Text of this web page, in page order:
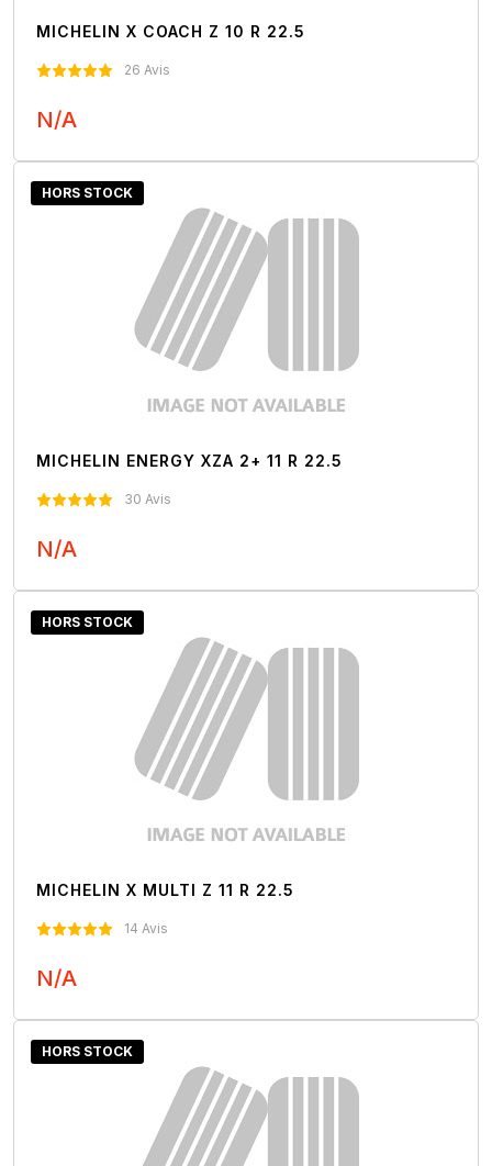
MICHELIN X COACH Z 10 R 22.5
26 Avis
N/A
HORS STOCK
MICHELIN ENERGY XZA 2+ 11 R 22.5
30 Avis
N/A
HORS STOCK
MICHELIN X MULTI Z 11 R 22.5
14 Avis
N/A
HORS STOCK